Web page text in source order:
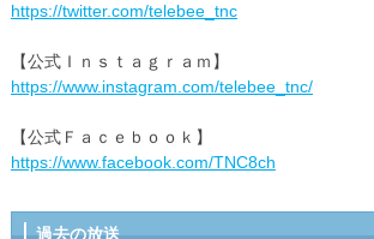
https://twitter.com/telebee_tnc
【公式Ｉｎｓｔａｇｒａｍ】
https://www.instagram.com/telebee_tnc/
【公式Ｆａｃｅｂｏｏｋ】
https://www.facebook.com/TNC8ch
過去の放送